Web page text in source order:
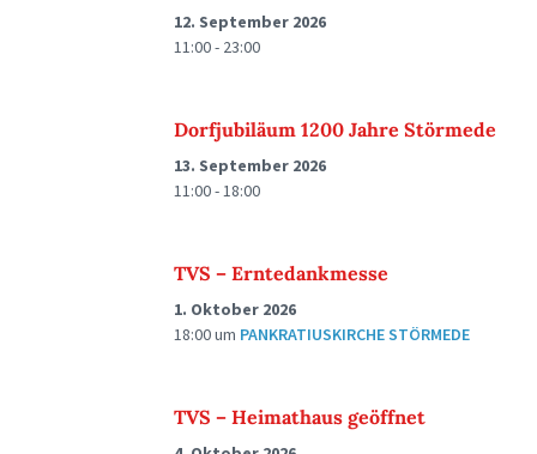
12. September 2026
11:00 - 23:00
Dorfjubiläum 1200 Jahre Störmede
13. September 2026
11:00 - 18:00
TVS – Erntedankmesse
1. Oktober 2026
18:00um PANKRATIUSKIRCHE STÖRMEDE
TVS – Heimathaus geöffnet